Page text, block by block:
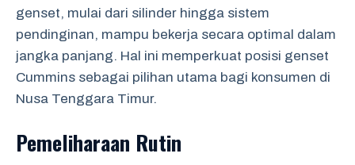
genset, mulai dari silinder hingga sistem
pendinginan, mampu bekerja secara optimal dalam
jangka panjang. Hal ini memperkuat posisi genset
Cummins sebagai pilihan utama bagi konsumen di
Nusa Tenggara Timur.
Pemeliharaan Rutin